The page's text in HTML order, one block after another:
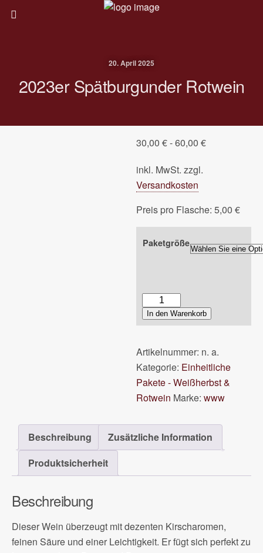
20. April 2025
2023er Spätburgunder Rotwein
30,00€-60,00€
inkl. MwSt. zzgl.
Versandkosten
Preis pro Flasche: 5,00 €
Paketgröße
2023er
Spätburgunder
Rotwein
In den Warenkorb
Artikelnummer: n. a.
Kategorie: Einheitliche
Pakete - Weißherbst &
Rotwein Marke:www
Beschreibung
Zusätzliche Information
Produktsicherheit
Beschreibung
Dieser Wein überzeugt mit dezenten Kirscharomen,
feinen Säure und einer Leichtigkeit. Er fügt sich perfekt zu